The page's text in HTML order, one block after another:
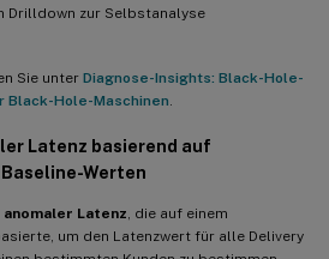
Drilldown zur Selbstanalyse
Sie unter Diagnose-Insights: Black-Hole-
Black-Hole-Maschinen
Latenz basierend auf
Werten
Latenz , die auf einem
um den Latenzwert für alle Delivery